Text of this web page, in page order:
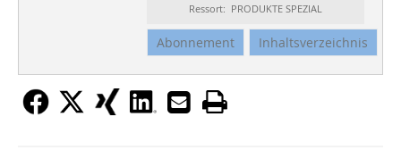
Ressort: PRODUKTE SPEZIAL
Abonnement Inhaltsverzeichnis